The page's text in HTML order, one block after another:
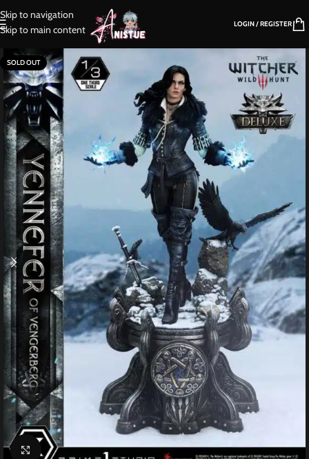
Skip to navigation
Skip to main content
LOGIN / REGISTER
SOLD OUT
Click to enlarge